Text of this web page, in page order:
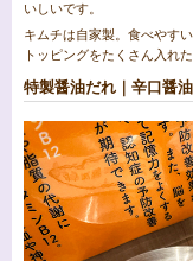
いしいです。
キムチは自家製。食べやす
トッピングをたくさん入れ
特製醤油だれ｜辛口醤